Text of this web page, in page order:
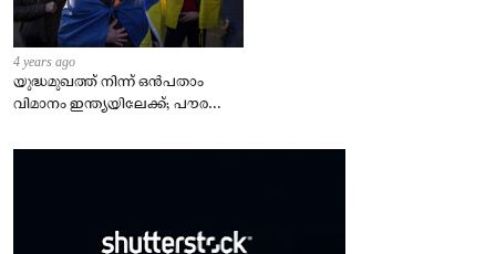
4 years ago
യുദ്ധമുഖത്ത് നിന്ന് ഒൻപതാം
വിമാനം ഇന്ത്യയിലേക്ക്; പൗരന്മാർ
– കേന്ദ്രം